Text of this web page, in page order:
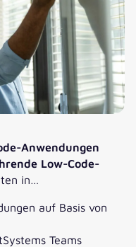
Anwendungen
Low-Code-
in…
auf Basis von
Teams